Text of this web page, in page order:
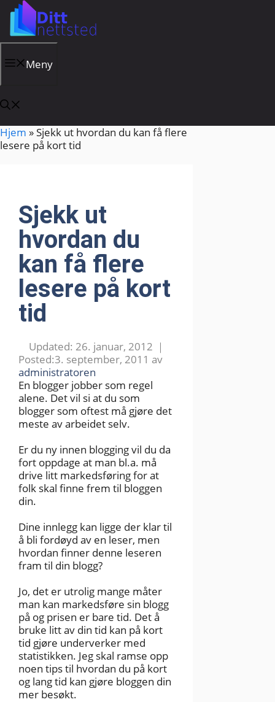
Hopp
innhold
Meny
Hjem »Sjekk ut hvordan du kan få flere
lesere på kort tid
Sjekk ut
hvordan du
kan få flere
lesere på kort
tid
26. januar, 2012
3. september, 2011 av
administratoren
En blogger jobber som regel
alene. Det vil si at du som
blogger som oftest må gjøre det
meste av arbeidet selv.
Er du ny innen blogging vil du da
fort oppdage at man bl.a. må
drive litt markedsføring for at
folk skal finne frem til bloggen
din.
Dine innlegg kan ligge der klar til
å bli fordøyd av en leser, men
hvordan finner denne leseren
fram til din blogg?
Jo, det er utrolig mange måter
man kan markedsføre sin blogg
på og prisen er bare tid. Det å
bruke litt av din tid kan på kort
tid gjøre underverker med
statistikken. Jeg skal ramse opp
noen tips til hvordan du på kort
og lang tid kan gjøre bloggen din
mer besøkt.